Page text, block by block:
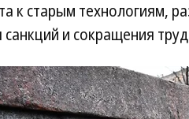
к старым технологиям,
и сокращения